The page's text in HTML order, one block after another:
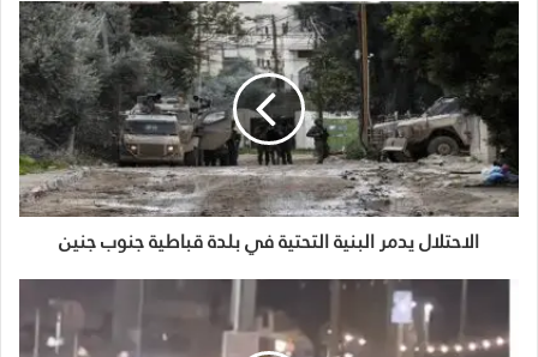
الاحتلال يدمر البنية التحتية في بلدة قباطية جنوب جنين